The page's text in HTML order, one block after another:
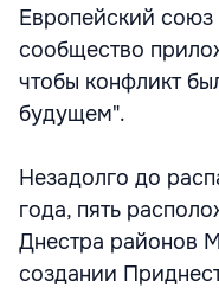
Европейский
сообщество
чтобы конфликт
будущем".
Незадолго до
года, пять
Днестра районов
создании